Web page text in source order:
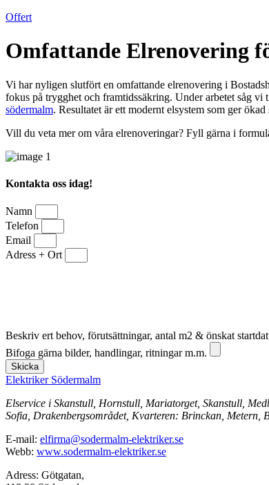
Offert
Omfattande Elrenovering
Vi har nyligen slutfört en omfattande elrenovering i
fokus på trygghet och framtidssäkring. Under arbetet såg vi
södermalm. Resultatet är ett modernt elsystem som ger
Vill du veta mer om våra elrenoveringar? Fyll gärna i
Kontakta oss idag!
Namn
Telefon
Email
Adress + Ort
Beskriv ert behov, förutsättningar, antal m2 & önskat
Bifoga gärna bilder, handlingar, ritningar m.m.
Skicka
Elektriker Södermalm
Elservice i Skanstull, Hornstull, Mariatorget, Skanstull,
Sofia, Drakenbergsområdet, Kvarteren: Brinckan, Metern,
E-mail: elfirma@sodermalm-elektriker.se
Webb: www.sodermalm-elektriker.se
Adress: Götgatan,